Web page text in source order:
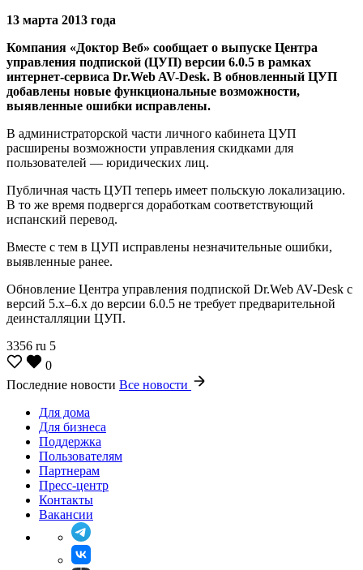
13 марта 2013 года
Компания «Доктор Веб» сообщает о выпуске Центра
управления подпиской (ЦУП) версии 6.0.5 в рамках
интернет-сервиса Dr.Web AV-Desk. В обновленный ЦУП
добавлены новые функциональные возможности,
выявленные ошибки исправлены.
В администраторской части личного кабинета ЦУП
расширены возможности управления скидками для
пользователей — юридических лиц.
Публичная часть ЦУП теперь имеет польскую локализацию.
В то же время подвергся доработкам соответствующий
испанский перевод.
Вместе с тем в ЦУП исправлены незначительные ошибки,
выявленные ранее.
Обновление Центра управления подпиской Dr.Web AV-Desk с
версий 5.x–6.x до версии 6.0.5 не требует предварительной
деинсталляции ЦУП.
3356 ru 5
0
Последние новости Все новости
Для дома
Для бизнеса
Поддержка
Пользователям
Партнерам
Пресс-центр
Контакты
Вакансии